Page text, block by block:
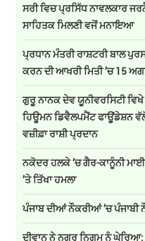
ਸਰੀ ਵਿਚ ਪ੍ਰਸਿੱਧ ਨਾਵਲਕਾਰ
ਸਾਹਿਤਕ ਮਿਲਣੀ ਵਜੋਂ ਮਨਾਇਆ
ਪ੍ਰਧਾਨ ਮੰਤਰੀ ਰਾਸ਼ਟਰੀ ਬਾਲ
ਕਰਨ ਦੀ ਆਖਰੀ ਮਿਤੀ ’ਚ 15
ਗੁਰੂ ਨਾਨਕ ਦੇਵ ਯੂਨੀਵਰਸਿਟੀ
ਹਿਊਮਨ ਡਿਵੈਲਪਮੈਂਟ ਫਾਊਂਡੇਸ਼ਨ
ਵਜ਼ੀਫ਼ਾ ਰਾਸ਼ੀ ਪ੍ਰਦਾਨ
ਨਕੋਦਰ ਹਲਕੇ ’ਚ ਗੈਰ-ਕਾਨੂੰਨੀ
’ਤੇ ਤਿੱਖਾ ਹਮਲਾ
ਪੰਜਾਬ ਦੀਆਂ ਨੌਕਰੀਆਂ ’ਚ ਪੰਜਾਬੀ
ਦੀਵਾਨ ਨੇ ਨਗਰ ਨਿਗਮ ਨੂੰ ਘੇਰਿਆ: